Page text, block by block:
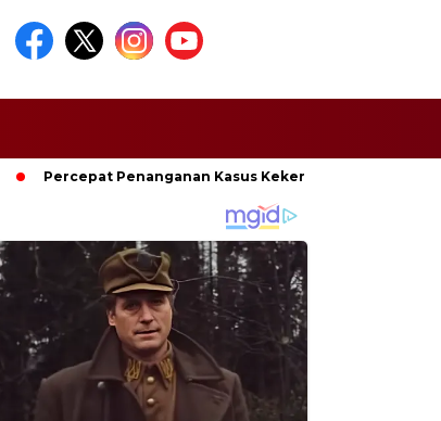
Percepat Penanganan Kasus Kekerasan, Pemkab